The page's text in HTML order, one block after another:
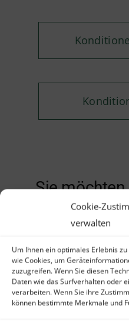
Cookie-
verwalten
Um Ihnen ein optimales Erlebnis
wie Cookies, um
zuzugreifen. Wenn Sie diesen
Daten wie das Surfverhalten oder
verarbeiten. Wenn Sie ihre
können bestimmte Merkmale und
Sie möchten
an diesem
Fonds
oder
Infos?